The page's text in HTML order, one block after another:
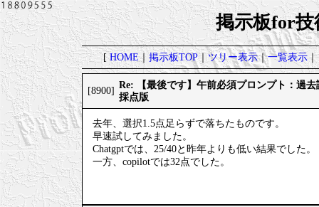
掲示板for技
[HOME｜掲示板TOP｜ツリー表示｜一覧表示｜
[8900]
Re: 【最後です】午前必須プロンプト：過
採点版
去年、選択1.5点足らずで落ちたものです。
早速試してみました。
Chatgptでは、25/40と昨年よりも低い結果でした。
一方、copilotでは32点でした。